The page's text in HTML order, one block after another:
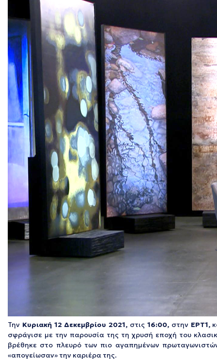
Την Κυριακή 12 Δεκεμβρίου 2021, στις 16:00,στην ΕΡΤ1,
σφράγισε με την παρουσία της τη χρυσή εποχή του
βρέθηκε στο πλευρό των πιο αγαπημένων
«απογείωσαν» την καριέρα της.